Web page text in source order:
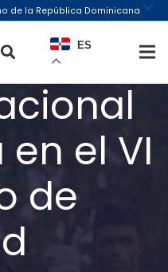
ES
el VI
de